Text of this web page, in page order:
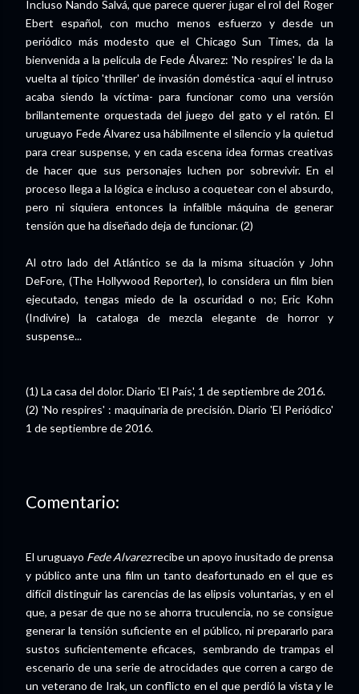
Incluso Nando Salvá, que parece querer jugar el rol del Roger
Ebert español, con mucho menos esfuerzo y desde un
periódico más modesto que el Chicago Sun Times, da la
bienvenida a la película de Fede Álvarez: 'No respires' le da la
vuelta al típico 'thriller' de invasión doméstica -aquí el intruso
acaba siendo la víctima- para funcionar como una versión
brillantemente orquestada del juego del gato y el ratón. El
uruguayo Fede Álvarez usa hábilmente el silencio y la quietud
para crear suspense, y en cada escena idea formas creativas
de hacer que sus personajes luchen por sobrevivir. En el
proceso llega a la lógica e incluso a coquetear con el absurdo,
pero ni siquiera entonces la infalible máquina de generar
tensión que ha diseñado deja de funcionar. (2)
Al otro lado del Atlántico se da la misma situación y John
DeFore, (The Hollywood Reporter), lo considera un film bien
ejecutado, tengas miedo de la oscuridad o no; Eric Kohn
(Indivire) la cataloga de mezcla elegante de horror y
suspense...
(1) La casa del dolor. Diario 'El País', 1 de septiembre de 2016.
(2) 'No respires' : maquinaria de precisión. Diario 'El Periódico'
1 de septiembre de 2016.
Comentario:
El uruguayo Fede Alvarezrecibe un apoyo inusitado de prensa
y público ante una film un tanto deafortunado en el que es
difícil distinguir las carencias de las elipsis voluntarias, y en el
que, a pesar de que no se ahorra truculencia, no se consigue
generar la tensión suficiente en el público, ni prepararlo para
sustos suficientemente eficaces, sembrando de trampas el
escenario de una serie de atrocidades que corren a cargo de
un veterano de Irak, un conflicto en el que perdió la vista y le